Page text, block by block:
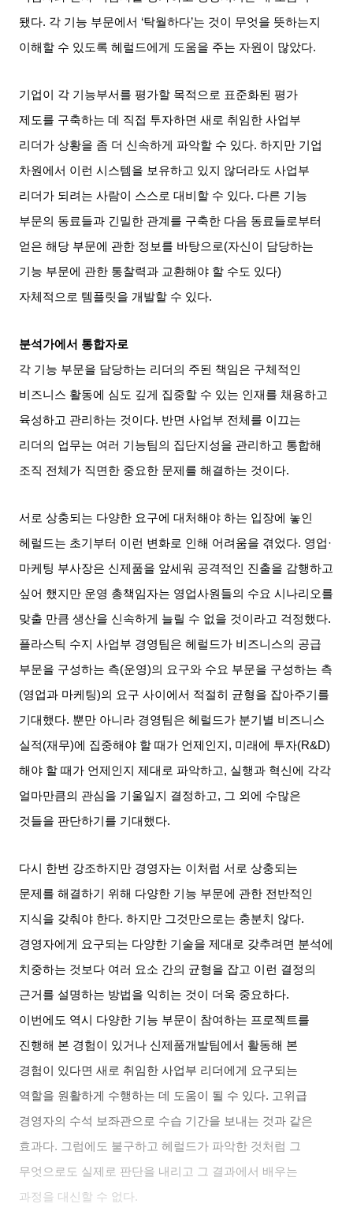
됐다. 각 기능 부문에서 ‘탁월하다’는 것이 무엇을 뜻하는지
이해할 수 있도록 헤럴드에게 도움을 주는 자원이 많았다.
기업이 각 기능부서를 평가할 목적으로 표준화된 평가
제도를 구축하는 데 직접 투자하면 새로 취임한 사업부
리더가 상황을 좀 더 신속하게 파악할 수 있다.하지만 기업
차원에서 이런 시스템을 보유하고 있지 않더라도 사업부
리더가 되려는 사람이 스스로 대비할 수 있다. 다른 기능
부문의 동료들과 긴밀한 관계를 구축한 다음 동료들로부터
얻은 해당 부문에 관한 정보를 바탕으로(자신이 담당하는
기능 부문에 관한 통찰력과 교환해야 할 수도 있다)
자체적으로 템플릿을 개발할 수 있다.
분석가에서 통합자로
각 기능 부문을 담당하는 리더의 주된 책임은 구체적인
비즈니스 활동에 심도 깊게 집중할 수 있는 인재를 채용하고
육성하고 관리하는 것이다. 반면 사업부 전체를 이끄는
리더의 업무는 여러 기능팀의 집단지성을 관리하고 통합해
조직 전체가 직면한 중요한 문제를 해결하는 것이다.
서로 상충되는 다양한 요구에 대처해야 하는 입장에 놓인
헤럴드는 초기부터 이런 변화로 인해 어려움을 겪었다. 영업·
마케팅 부사장은 신제품을 앞세워 공격적인 진출을 감행하고
싶어 했지만 운영 총책임자는 영업사원들의 수요 시나리오를
맞출 만큼 생산을 신속하게 늘릴 수 없을 것이라고 걱정했다.
플라스틱 수지 사업부 경영팀은 헤럴드가 비즈니스의 공급
부문을 구성하는 측(운영)의 요구와 수요 부문을 구성하는 측
(영업과 마케팅)의 요구 사이에서 적절히 균형을 잡아주기를
기대했다. 뿐만 아니라 경영팀은 헤럴드가 분기별 비즈니스
실적(재무)에 집중해야 할 때가 언제인지 , 미래에 투자(R&D)
해야 할 때가 언제인지 제대로 파악하고, 실행과 혁신에 각각
얼마만큼의 관심을 기울일지 결정하고, 그 외에 수많은
것들을 판단하기를 기대했다.
다시 한번 강조하지만 경영자는 이처럼 서로 상충되는
문제를 해결하기 위해 다양한 기능 부문에 관한 전반적인
지식을 갖춰야 한다.하지만 그것만으로는 충분치 않다.
경영자에게 요구되는 다양한 기술을 제대로 갖추려면 분석에
치중하는 것보다 여러 요소 간의 균형을 잡고 이런 결정의
근거를 설명하는 방법을 익히는 것이 더욱 중요하다.
이번에도 역시 다양한 기능 부문이 참여하는 프로젝트를
진행해 본 경험이 있거나 신제품개발팀에서 활동해 본
경험이 있다면 새로 취임한 사업부 리더에게 요구되는
역할을 원활하게 수행하는 데 도움이 될 수 있다. 고위급
경영자의 수석 보좌관으로 수습 기간을 보내는 것과 같은
효과다. 그럼에도 불구하고 헤럴드가 파악한 것처럼 그
무엇으로도 실제로 판단을 내리고 그 결과에서 배우는
과정을 대신할 수 없다.